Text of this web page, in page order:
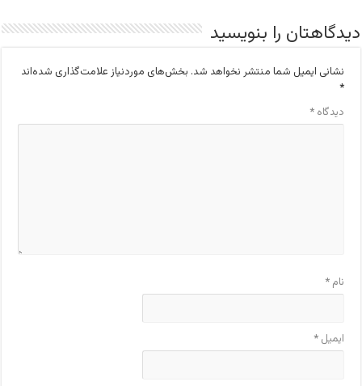
دیدگاهتان را بنویسید
نشانی ایمیل شما منتشر نخواهد شد. بخش‌های موردنیاز علامت‌گذاری شده‌اند
*
دیدگاه*
نام*
ایمیل*